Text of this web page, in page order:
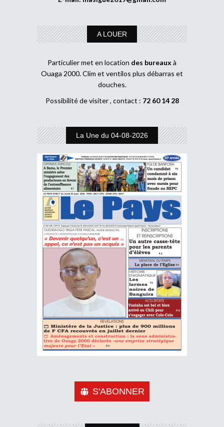
A LOUER
Particulier met en location des bureaux à
Ouaga 2000. Clim et ventilos plus débarras et
douches.
Possibilité de visiter , contact : 72 60 14 28
La Une du 04-08-2026
S'ABONNER